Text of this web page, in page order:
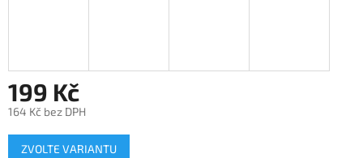
199 Kč
164 Kč bez DPH
Měrná
cena:
ZVOLTE VARIANTU